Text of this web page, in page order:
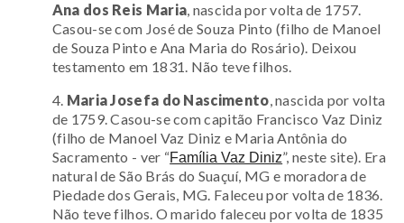
Ana dos Reis Maria, nascida por volta de 1757.
Casou-se com José de Souza Pinto (filho de Manoel
de Souza Pinto e Ana Maria do Rosário). Deixou
testamento em 1831. Não teve filhos.
4. Maria Josefa do Nascimento, nascida por volta
de 1759. Casou-se com capitão Francisco Vaz Diniz
(filho de Manoel Vaz Diniz e Maria Antônia do
Sacramento - ver “Família Vaz Diniz”, neste site). Era
natural de São Brás do Suaçuí, MG e moradora de
Piedade dos Gerais, MG. Faleceu por volta de 1836.
Não teve filhos. O marido faleceu por volta de 1835